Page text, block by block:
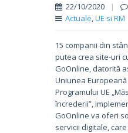
22/10/2020 |
Actuale UE si RM
15 companii din
putea crea site-uri
GoOnline, datorită
Uniunea
Programului UE
încrederii”,
GoOnline va oferi
servicii digitale,